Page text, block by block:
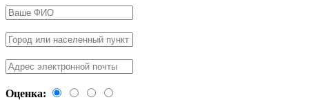
Оценка: